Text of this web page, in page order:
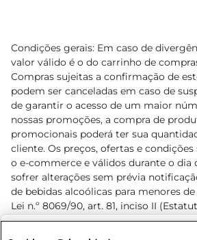
Condições gerais: Em caso de
valor válido é o do carrinho de
Compras sujeitas a confirmação de
podem ser canceladas em caso de
de garantir o acesso de um maior
nossas promoções, a compra de
promocionais poderá ter sua
cliente. Os preços, ofertas e condições
o e-commerce e válidos durante o dia
sofrer alterações sem prévia
de bebidas alcoólicas para menores
Lei n.º 8069/90, art. 81, inciso II
Adolescente). Preços e condições